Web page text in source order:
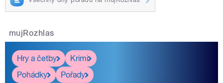
mujRozhlas
Hry a četby
Krimi
Pohádky
Pořady